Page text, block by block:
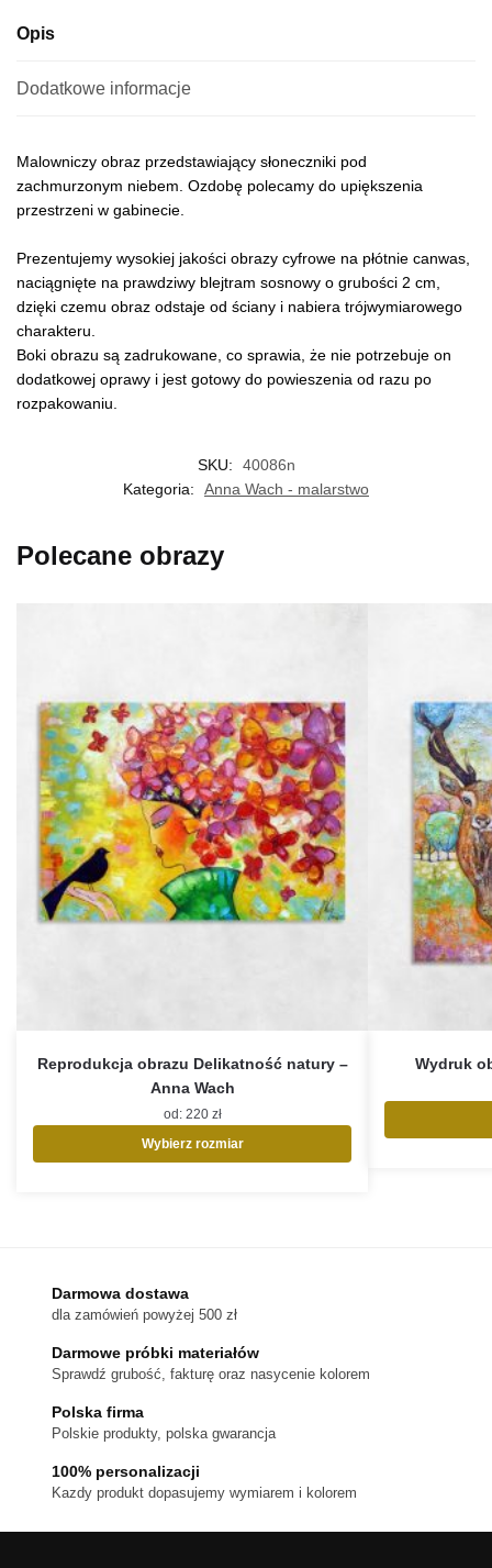
Opis
Dodatkowe informacje
Malowniczy obraz przedstawiający słoneczniki pod
zachmurzonym niebem. Ozdobę polecamy do upiększenia
przestrzeni w gabinecie.
Prezentujemy wysokiej jakości obrazy cyfrowe na płótnie canwas,
naciągnięte na prawdziwy blejtram sosnowy o grubości 2 cm,
dzięki czemu obraz odstaje od ściany i nabiera trójwymiarowego
charakteru.
Boki obrazu są zadrukowane, co sprawia, że nie potrzebuje on
dodatkowej oprawy i jest gotowy do powieszenia od razu po
rozpakowaniu.
SKU:
40086n
Kategoria:
Anna Wach - malarstwo
Polecane obrazy
Reprodukcja obrazu Delikatność natury –
Anna Wach
od: 220 zł
Wybierz rozmiar
wybrać
stronie
produktu
Wydruk
Darmowa dostawa
dla zamówień powyżej 500 zł
Darmowe próbki materiałów
Sprawdź grubość, fakturę oraz nasycenie kolorem
Polska firma
Polskie produkty, polska gwarancja
100% personalizacji
Kazdy produkt dopasujemy wymiarem i kolorem